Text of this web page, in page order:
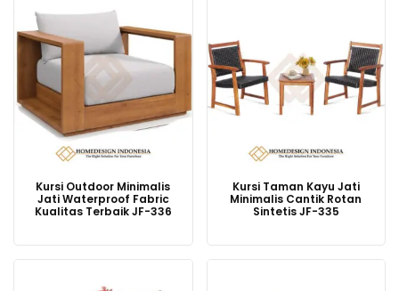
Kursi Outdoor Minimalis
Jati Waterproof Fabric
Kualitas Terbaik JF-336
Kursi Taman Kayu Jati
Minimalis Cantik Rotan
Sintetis JF-335